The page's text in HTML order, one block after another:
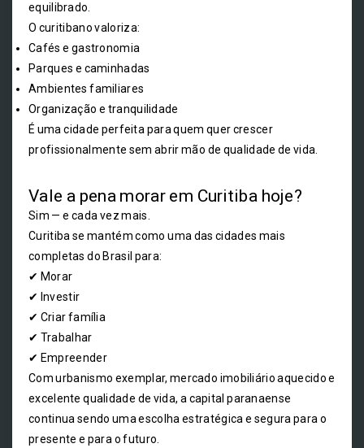
equilibrado.
O curitibano valoriza:
Cafés e gastronomia
Parques e caminhadas
Ambientes familiares
Organização e tranquilidade
É uma cidade perfeita para quem quer crescer
profissionalmente sem abrir mão de qualidade de vida.
Vale a pena morar em Curitiba hoje?
Sim — e cada vez mais.
Curitiba se mantém como uma das cidades mais
completas do Brasil para:
✔ Morar
✔ Investir
✔ Criar família
✔ Trabalhar
✔ Empreender
Com urbanismo exemplar, mercado imobiliário aquecido e
excelente qualidade de vida, a capital paranaense
continua sendo uma escolha estratégica e segura para o
presente e para o futuro.